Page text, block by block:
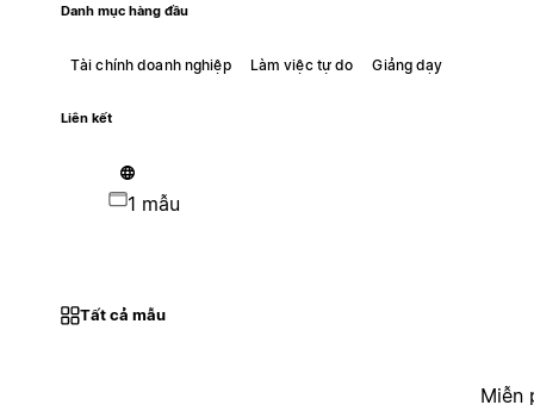
Danh mục hàng đầu
Tài chính doanh nghiệp Làm việc tự do Giảng dạy
Liên kết
1 mẫu
Tất cả mẫu
Miễn